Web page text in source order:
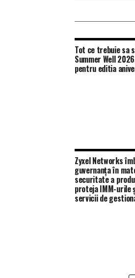
Tot ce trebuie sa
Summer Well
pentru editia
Zyxel Networks
guvernanța în
securitate a
proteja IMM-urile
servicii de